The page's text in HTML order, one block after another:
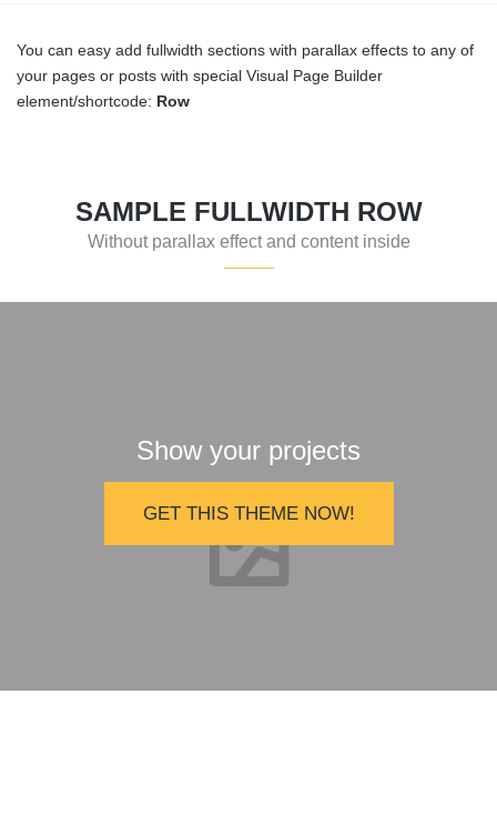
You can easy add fullwidth sections with parallax effects to any of
your pages or posts with special Visual Page Builder
element/shortcode: Row
SAMPLE FULLWIDTH ROW
Without parallax effect and content inside
Show your projects
GET THIS THEME NOW!